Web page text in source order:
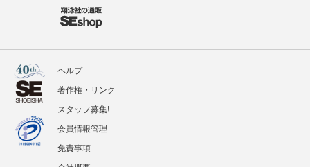
ヘルプ
著作権・リンク
スタッフ募集!
会員情報管理
免責事項